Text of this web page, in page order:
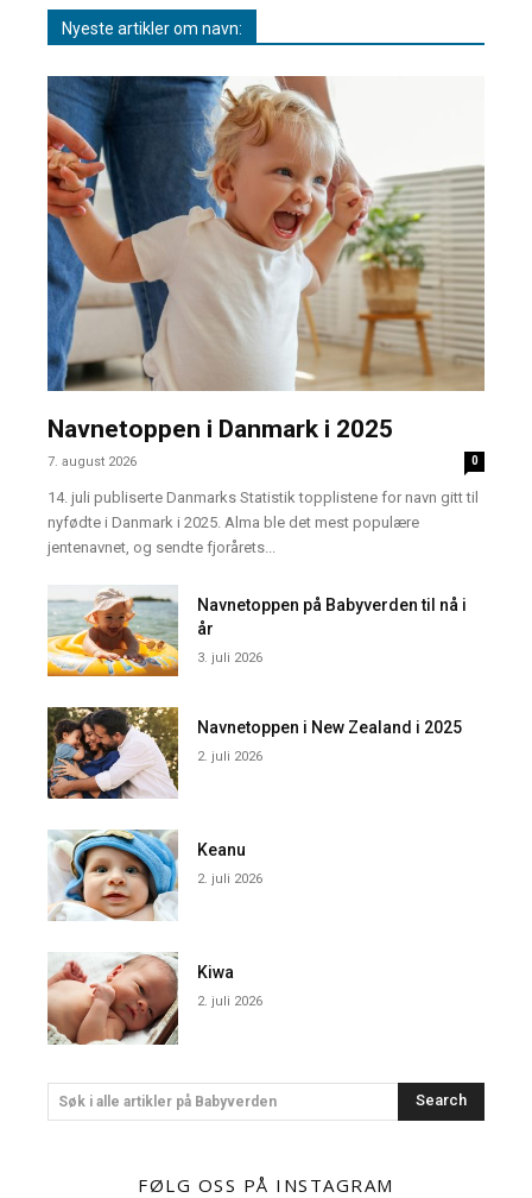
Nyeste artikler om navn:
Navnetoppen i Danmark i 2025
7. august 2026 0
14. juli publiserte Danmarks Statistik topplistene for navn gitt til
nyfødte i Danmark i 2025. Alma ble det mest populære
jentenavnet, og sendte fjorårets...
Navnetoppen på Babyverden til nå i
år
3. juli 2026
Navnetoppen i New Zealand i 2025
2. juli 2026
Keanu
2. juli 2026
Kiwa
2. juli 2026
Søk i alle artikler på Babyverden Search
FØLG OSS PÅ INSTAGRAM